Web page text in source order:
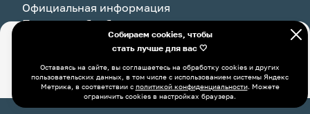
9 825 ₽
Официальная информация
Политика обработки персональных данных
Оставаясь на сайте, вы соглашаетесь на обработку cookies и
использованием системы Яндекс Метрика, в соответствии с
политикой конфиденциальности. Можете ограничить cookies в
настройках браузера.
Собираем cookies, чтобы
стать лучше для вас 🤍
Оставаясь на сайте, вы соглашаетесь на обработку cookies и других
пользовательских данных, в том числе с использованием системы Яндекс
Метрика, в соответствии с политикой конфиденциальности. Можете
ограничить cookies в настройках браузера.